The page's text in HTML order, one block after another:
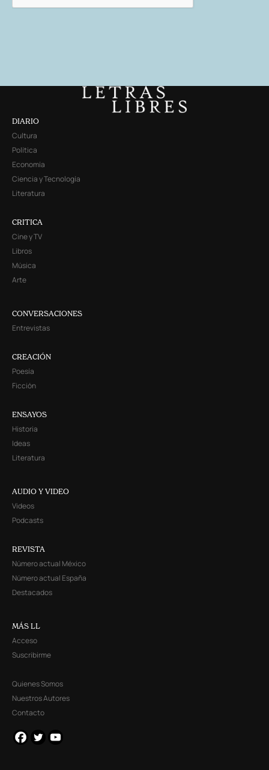
DIARIO
Cultura
Política
Economía
Ciencia y Tecnología
Literatura
CRITICA
Cine y TV
Libros
Música
Arte
CONVERSACIONES
Entrevistas
CREACIÓN
Poesía
Ficción
ENSAYOS
Historia
Ideas
Literatura
AUDIO Y VIDEO
Videos
Podcasts
REVISTA
Número actual México
Número actual España
Destacados
MÁS LL
Acceso
Suscribirme
Quienes Somos
Nuestros Autores
Contacto